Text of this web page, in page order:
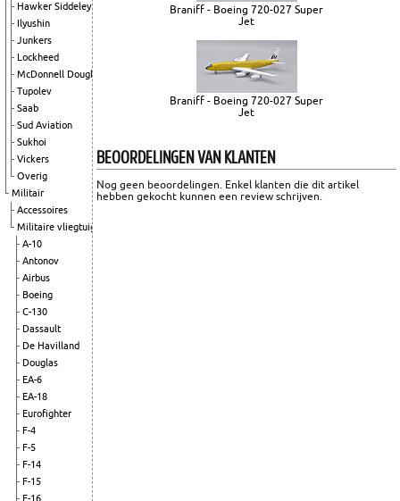
Hawker Siddeley
Ilyushin
Junkers
Lockheed
McDonnell Douglas
Tupolev
Saab
Sud Aviation
Sukhoi
Vickers
Overig
Militair
Accessoires
Militaire vliegtuigen
A-10
Antonov
Airbus
Boeing
C-130
Dassault
De Havilland
Douglas
EA-6
EA-18
Eurofighter
F-4
F-5
F-14
F-15
F-16
Braniff - Boeing 720-027 Super
Jet
Braniff - Boeing 720-027 Super
Jet
BEOORDELINGEN VAN KLANTEN
Nog geen beoordelingen. Enkel klanten die dit artikel
hebben gekocht kunnen een review schrijven.